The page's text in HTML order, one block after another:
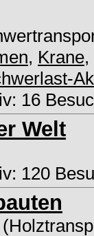
, Krane,
16
Welt
120